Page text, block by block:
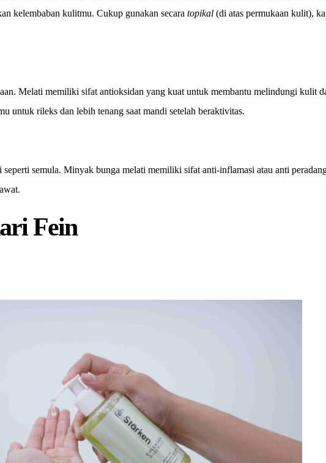
kelembaban kulitmu. Cukup gunakan secara topikal(di atas permukaan kulit),
Melati memiliki sifat antioksidan yang kuat untuk membantu melindungi kulit
untuk rileks dan lebih tenang saat mandi setelah beraktivitas.
semula. Minyak bunga melati memiliki sifat anti-inflamasi atau anti
Fein